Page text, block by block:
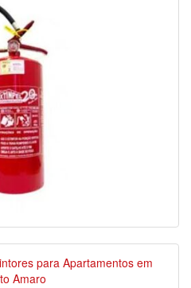
para Apartamentos em
Amaro